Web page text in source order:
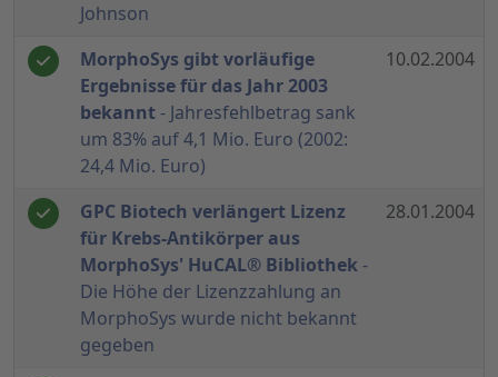
Johnson
MorphoSys gibt vorläufige
Ergebnisse für das Jahr 2003
bekannt- Jahresfehlbetrag sank
um 83% auf 4,1 Mio. Euro (2002:
24,4 Mio. Euro)
10.02.2004
GPC Biotech verlängert Lizenz
für Krebs-Antikörper aus
MorphoSys' HuCAL® Bibliothek -
Die Höhe der Lizenzzahlung an
MorphoSys wurde nicht bekannt
gegeben
28.01.2004